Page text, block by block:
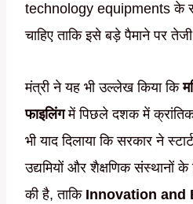
technology equipments के
चाहिए ताकि इसे बड़े पैमाने पर
मंत्री ने यह भी उल्लेख किया कि
फाइलिंगमें पिछले दशक में
भी याद दिलाया कि सरकार ने
उद्यमियों और शैक्षणिक संस्थानों के
की है, ताकि Innovation and